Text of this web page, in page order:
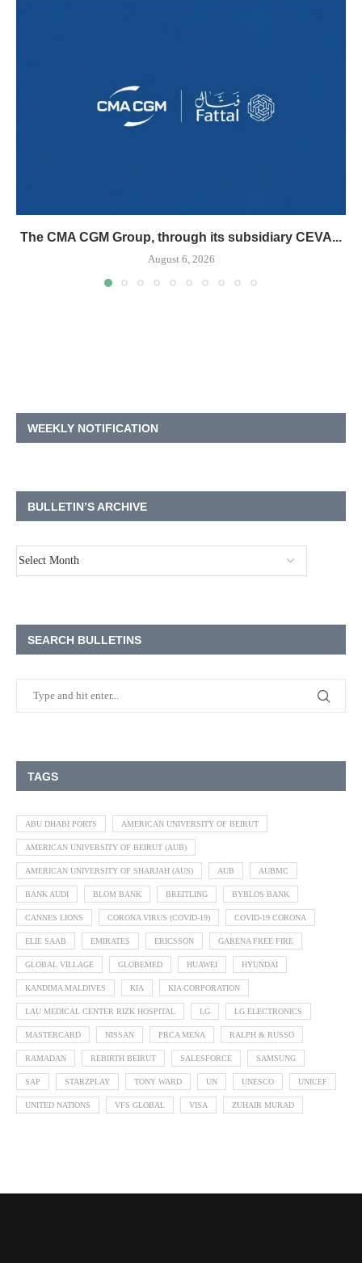
The CMA CGM Group, through its subsidiary CEVA...
August 6, 2026
WEEKLY NOTIFICATION
BULLETIN’S ARCHIVE
SEARCH BULLETINS
TAGS
ABU DHABI PORTS AMERICAN UNIVERSITY OF BEIRUT
AMERICAN UNIVERSITY OF BEIRUT (AUB)
AMERICAN UNIVERSITY OF SHARJAH (AUS) AUB AUBMC
BANK AUDI BLOM BANK BREITLING BYBLOS BANK
CANNES LIONS CORONA VIRUS (COVID-19) COVID-19 CORONA
ELIE SAAB EMIRATES ERICSSON GARENA FREE FIRE
GLOBAL VILLAGE GLOBEMED HUAWEI HYUNDAI
KANDIMA MALDIVES KIA KIA CORPORATION
LAU MEDICAL CENTER RIZK HOSPITAL LG LG ELECTRONICS
MASTERCARD NISSAN PRCA MENA RALPH & RUSSO
RAMADAN REBIRTH BEIRUT SALESFORCE SAMSUNG
SAP STARZPLAY TONY WARD UN UNESCO UNICEF
UNITED NATIONS VFS GLOBAL VISA ZUHAIR MURAD